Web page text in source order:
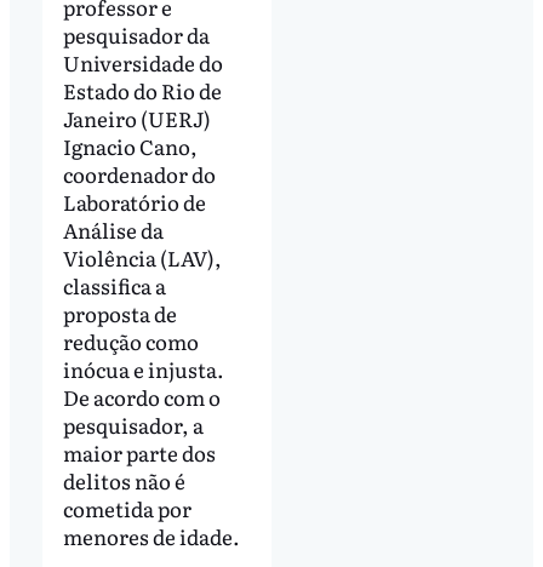
professor e
pesquisador da
Universidade do
Estado do Rio de
Janeiro (UERJ)
Ignacio Cano,
coordenador do
Laboratório de
Análise da
Violência (LAV),
classifica a
proposta de
redução como
inócua e injusta.
De acordo com o
pesquisador, a
maior parte dos
delitos não é
cometida por
menores de idade.